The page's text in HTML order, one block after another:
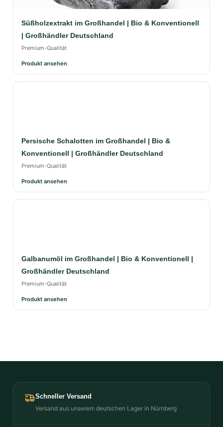
Süßholzextrakt im Großhandel | Bio & Konventionell
| Großhändler Deutschland
Premium-Qualität
Produkt ansehen
Persische Schalotten im Großhandel | Bio &
Konventionell | Großhändler Deutschland
Premium-Qualität
Produkt ansehen
Galbanumöl im Großhandel | Bio & Konventionell |
Großhändler Deutschland
Premium-Qualität
Produkt ansehen
Schneller Versand
Versand aus unserem deutschen Lager in Nürnberg